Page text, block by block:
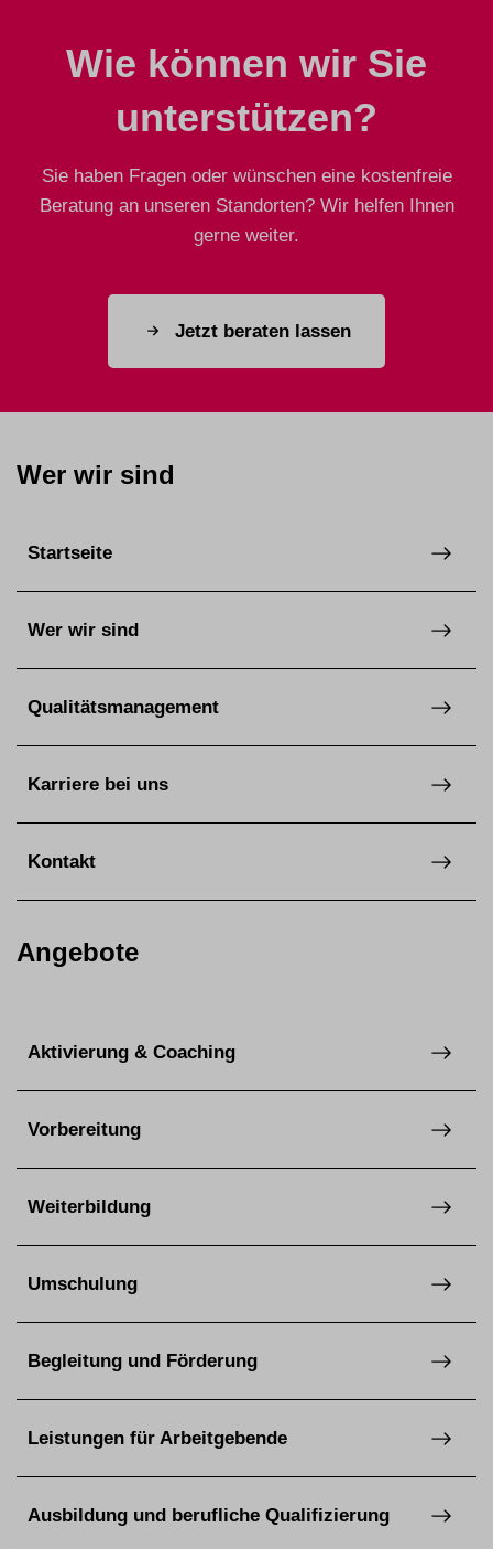
Wie können wir Sie
unterstützen?
Sie haben Fragen oder wünschen eine kostenfreie
Beratung an unseren Standorten? Wir helfen Ihnen
gerne weiter.
Jetzt beraten lassen
Wer wir sind
Startseite
Wer wir sind
Qualitätsmanagement
Karriere bei uns
Kontakt
Angebote
Aktivierung & Coaching
Vorbereitung
Weiterbildung
Umschulung
Begleitung und Förderung
Leistungen für Arbeitgebende
Ausbildung und berufliche Qualifizierung